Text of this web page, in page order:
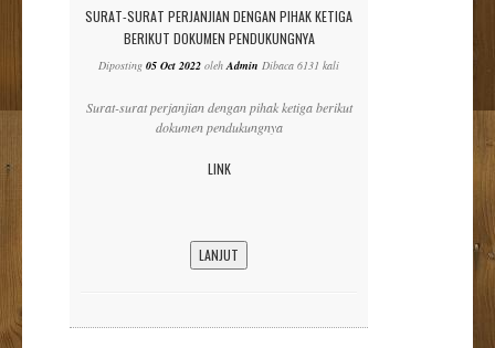
SURAT-SURAT PERJANJIAN DENGAN PIHAK KETIGA
BERIKUT DOKUMEN PENDUKUNGNYA
Diposting 05 Oct 2022 olehAdmin Dibaca 6131 kali
Surat-surat perjanjian dengan pihak ketiga berikut
dokumen pendukungnya
LINK
LANJUT